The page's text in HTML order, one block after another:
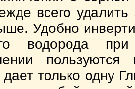
всего удалить
Удобно
водорода
только одну